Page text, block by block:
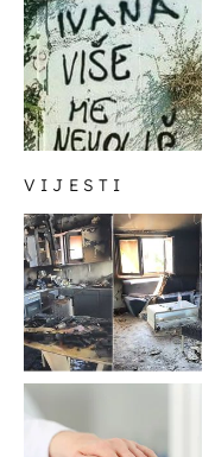
VIJESTI